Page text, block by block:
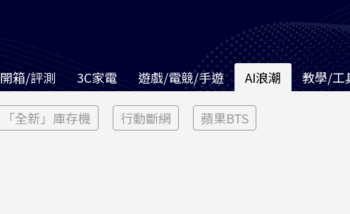
開箱/評測 3C家電 遊戲/電競/手遊 AI浪潮 教學/工
「全新」庫存機 行動斷網 蘋果BTS